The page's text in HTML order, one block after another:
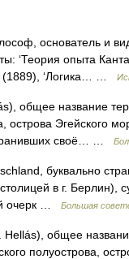
основатель и
‘Теория опыта
(1889), ‘Логика… …
название
острова Эгейского
своё… …
буквально
в г. Берлин),
очерк …
Большая
общее
полуострова,